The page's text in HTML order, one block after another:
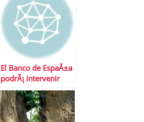
El Banco de EspaÃ±a
podrÃ¡ intervenir
entidades de
urgencia